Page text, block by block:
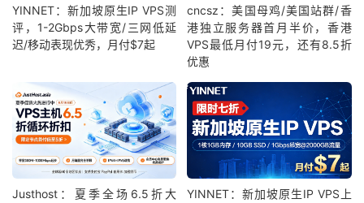
YINNET：新加坡原生IP VPS测
评，1-2Gbps大带宽/三网低延
迟/移动表现优秀，月付$7起
cncsz：美国母鸡/美国站群/香
港独立服务器首月半价，香港
VPS最低月付19元，还有8.5折
优惠
Justhost：夏季全场6.5折大
YINNET：新加坡原生IP VPS上